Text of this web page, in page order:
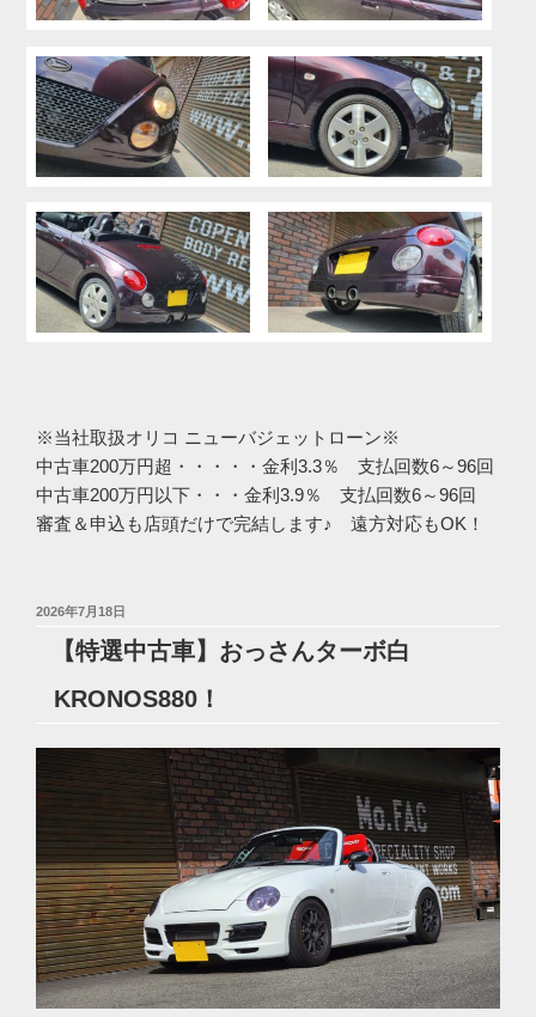
※当社取扱オリコ ニューバジェットローン※
中古車200万円超・・・・・金利3.3％ 支払回数6～96回
中古車200万円以下・・・金利3.9％ 支払回数6～96回
審査＆申込も店頭だけで完結します♪ 遠方対応もOK！
投
2026年7月18日
【特選中古車】おっさんターボ白
KRONOS880！